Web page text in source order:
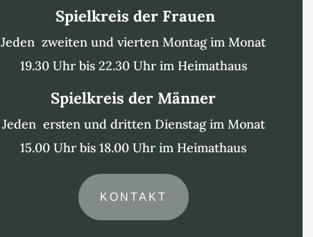
Spielkreis der Frauen
Jeden zweiten und vierten Montag im Monat
19.30 Uhr bis 22.30 Uhr im Heimathaus
Spielkreis der Männer
Jeden ersten und dritten Dienstag im Monat
15.00 Uhr bis 18.00 Uhr im Heimathaus
KONTAKT